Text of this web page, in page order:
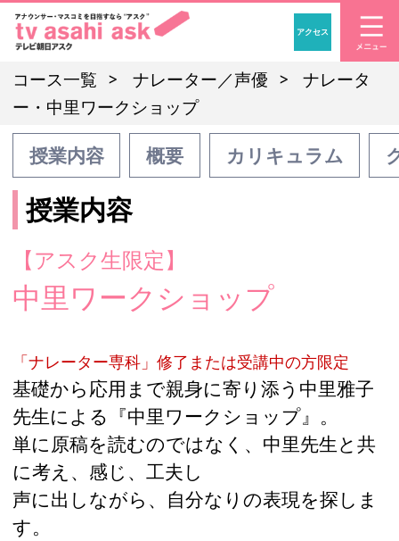
「アナウンサー・マ
アクセス
コース一覧 ナレーター／声優
ナレータ
ー・中里ワークショップ
授業内容 概要 カリキュラム
授業内容
【アスク生限定】
中里ワークショップ
「ナレーター専科」修了または受講中の方限定
基礎から応用まで親身に寄り添う中里雅子
先生による『中里ワークショップ』。
単に原稿を読むのではなく、中里先生と共
に考え、感じ、工夫し
声に出しながら、自分なりの表現を探しま
す。